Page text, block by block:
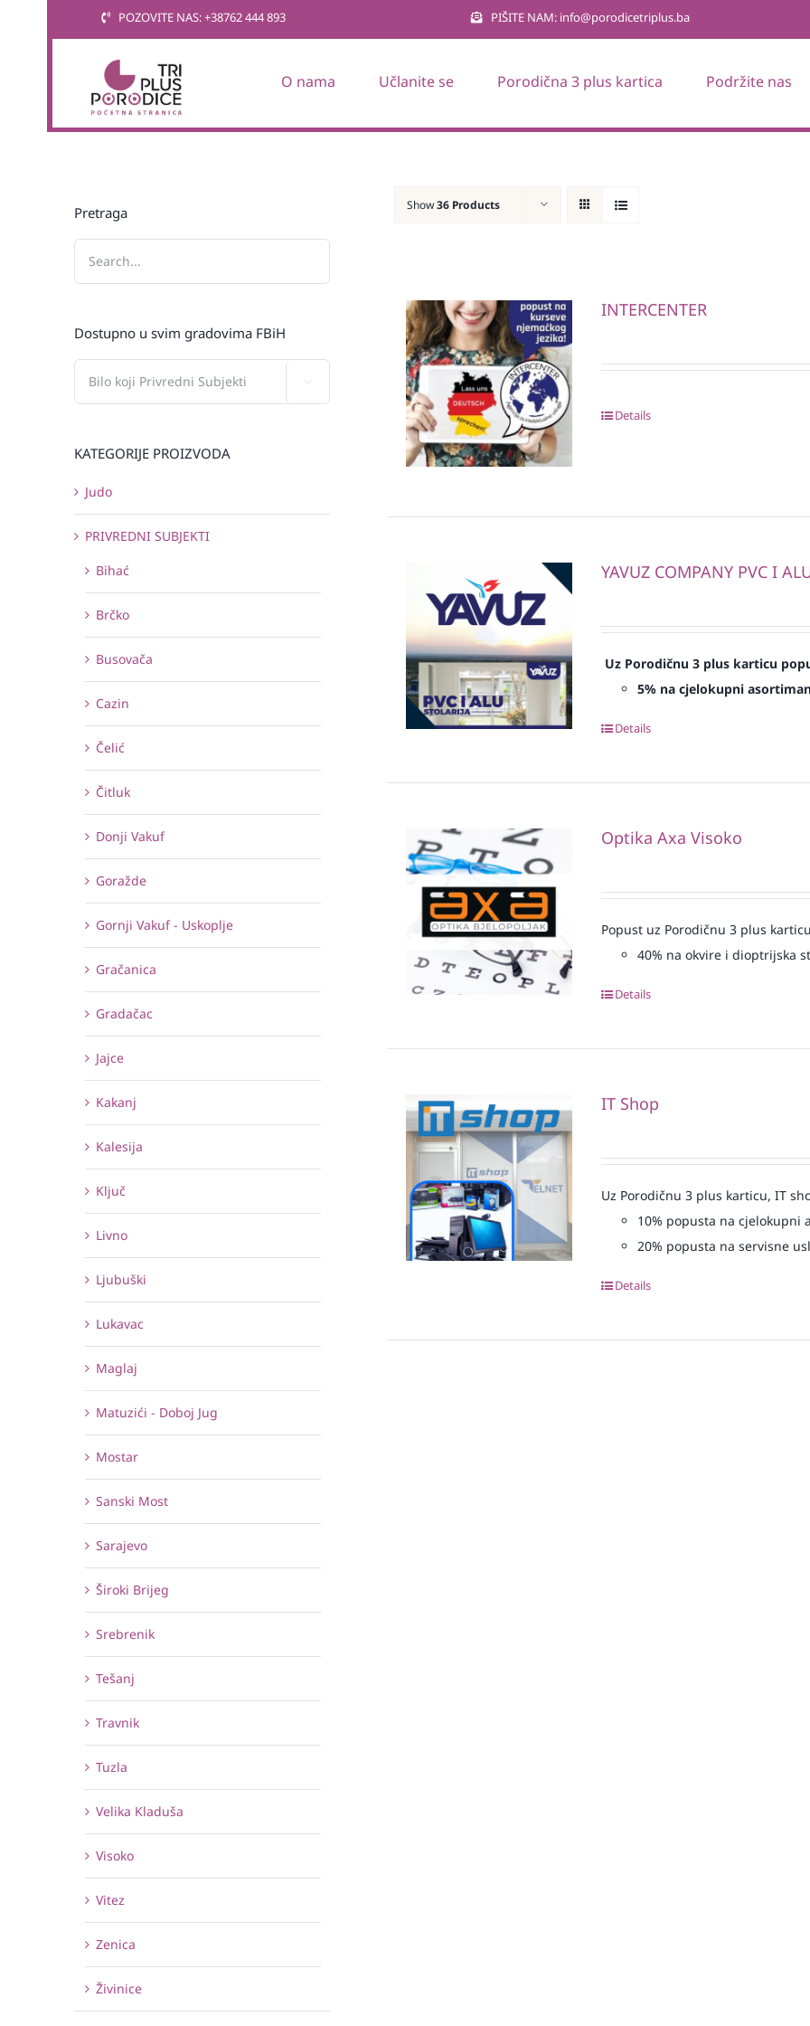
POZOVITE NAS: +38762 444 893 PIŠITE NAM: info@porodicetriplus.ba
O nama Učlanite se Porodična 3 plus kartica Podržite nas
Show36 Products
INTERCENTER
Details
YAVUZ COMPANY PVC I
Uz Porodičnu 3 plus karticu
5% na cjelokupni
Details
Optika Axa Visoko
Popust uz Porodičnu 3 plus
40% na okvire i dioptrijska
Details
IT Shop
Uz Porodičnu 3 plus karticu, IT
10% popusta na cjelokupni
20% popusta na servisne
Details
Pretraga
Dostupno u svim gradovima FBiH
KATEGORIJE PROIZVODA
Judo
PRIVREDNI SUBJEKTI
Bihać
Brčko
Busovača
Cazin
Čelić
Čitluk
Donji Vakuf
Goražde
Gornji Vakuf - Uskoplje
Gračanica
Gradačac
Jajce
Kakanj
Kalesija
Ključ
Livno
Ljubuški
Lukavac
Maglaj
Matuzići - Doboj Jug
Mostar
Sanski Most
Sarajevo
Široki Brijeg
Srebrenik
Tešanj
Travnik
Tuzla
Velika Kladuša
Visoko
Vitez
Zenica
Živinice